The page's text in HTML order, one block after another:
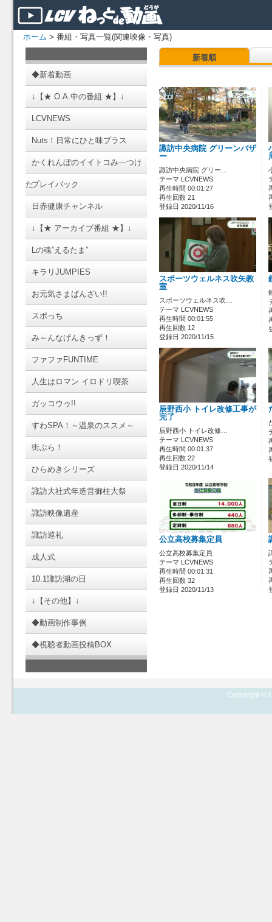
ホーム > 番組・写真一覧(関連映像・写真)
◆新着動画
↓【★ O.A.中の番組 ★】↓
LCVNEWS
Nuts！日常にひと味プラス
かくれんぼのイイトコみ―つけ
たプレイバック
日赤健康チャンネル
↓【★ アーカイブ番組 ★】↓
Lの魂”えるたま”
キラリJUMPIES
お元気さまばんざい!!
スポっち
み～んなげんきっず！
ファファFUNTIME
人生はロマン イロドリ喫茶
ガッコウゥ!!
すわSPA！～温泉のススメ～
街ぶら！
ひらめきシリーズ
諏訪大社式年造営御柱大祭
諏訪映像遺産
諏訪巡礼
成人式
10.1諏訪湖の日
↓【その他】↓
◆動画制作事例
◆視聴者動画投稿BOX
新着順
諏訪中央病院 グリーンバザ
ー
諏訪中央病院 グリー…
テーマ LCVNEWS
再生時間 00:01:27
再生回数 21
登録日 2020/11/16
スポーツウェルネス吹矢教
室
スポーツウェルネス吹…
テーマ LCVNEWS
再生時間 00:01:55
再生回数 12
登録日 2020/11/15
辰野西小 トイレ改修工事が
完了
辰野西小 トイレ改修…
テーマ LCVNEWS
再生時間 00:01:37
再生回数 22
登録日 2020/11/14
公立高校募集定員
公立高校募集定員
テーマ LCVNEWS
再生時間 00:01:31
再生回数 32
登録日 2020/11/13
Copyright ©